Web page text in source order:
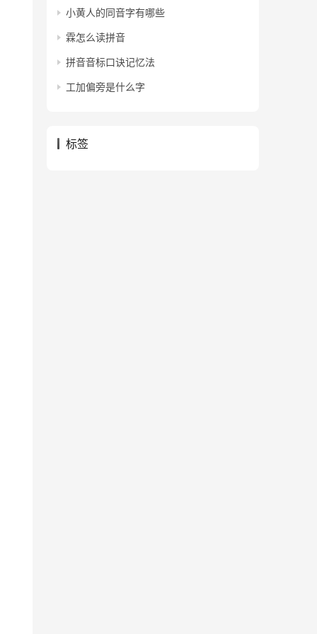
小黄人的同音字有哪些
霖怎么读拼音
拼音音标口诀记忆法
工加偏旁是什么字
标签